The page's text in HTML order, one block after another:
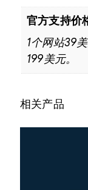
官方支持价
1个网站39
199美元。
相关产品